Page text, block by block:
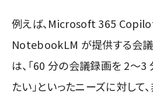
例えば、Microsoft 365 Copilot
NotebookLM が提供する会
は、「60 分の会議録画を 2～
たい」といったニーズに対して